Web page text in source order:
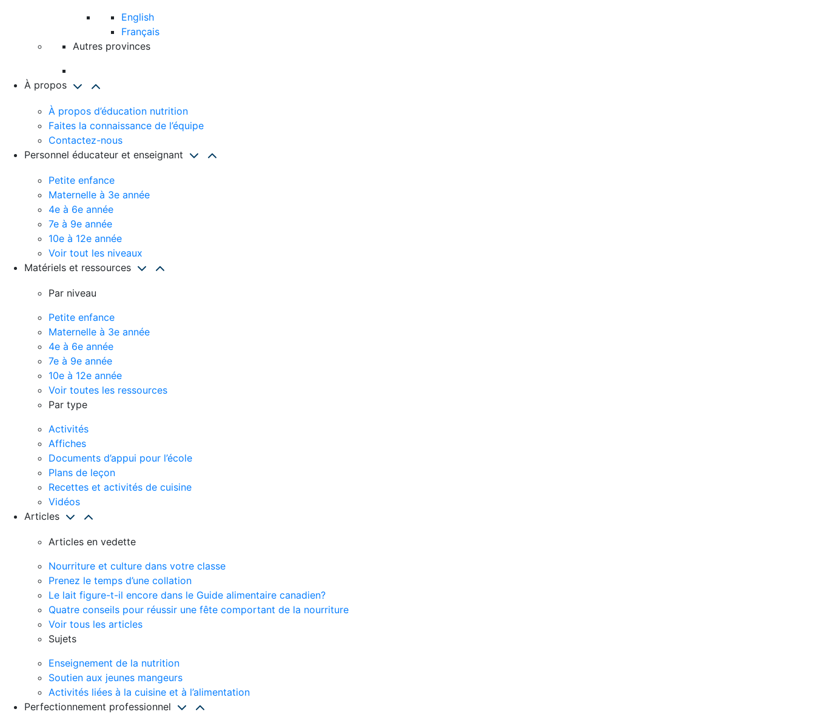
English
Français
Autres provinces
À propos
À propos d’éducation nutrition
Faites la connaissance de l’équipe
Contactez-nous
Personnel éducateur et enseignant
Petite enfance
Maternelle à 3e année
4e à 6e année
7e à 9e année
10e à 12e année
Voir tout les niveaux
Matériels et ressources
Par niveau
Petite enfance
Maternelle à 3e année
4e à 6e année
7e à 9e année
10e à 12e année
Voir toutes les ressources
Par type
Activités
Affiches
Documents d’appui pour l’école
Plans de leçon
Recettes et activités de cuisine
Vidéos
Articles
Articles en vedette
Nourriture et culture dans votre classe
Prenez le temps d’une collation
Le lait figure-t-il encore dans le Guide alimentaire canadien?
Quatre conseils pour réussir une fête comportant de la nourriture
Voir tous les articles
Sujets
Enseignement de la nutrition
Soutien aux jeunes mangeurs
Activités liées à la cuisine et à l’alimentation
Perfectionnement professionnel